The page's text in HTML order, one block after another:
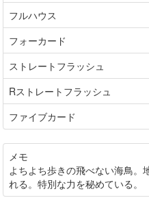
フルハウス
フォーカード
ストレートフラッシュ
Rストレートフラッシュ
ファイブカード
メモ
よちよち歩きの飛べない海鳥。
れる。特別な力を秘めている。